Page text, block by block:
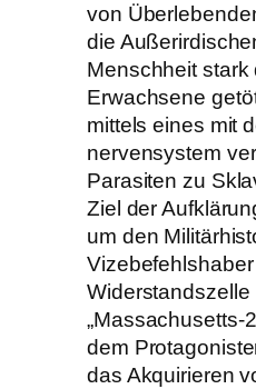
von
die
Menschheit stark
Erwachsene
mittels eines mit
nervensystem
Parasiten zu
Ziel der
um den
Widerstandszelle
„Massachusetts-
dem
das Akquirieren